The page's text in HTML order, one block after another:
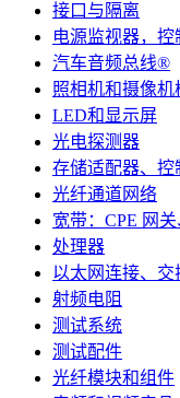
接口与隔离
电源监视器，控
汽车音频总线®
照相机和摄像机
LED和显示屏
光电探测器
存储适配器、控
光纤通道网络
宽带：CPE 网
处理器
以太网连接、交
射频电阻
测试系统
测试配件
光纤模块和组件